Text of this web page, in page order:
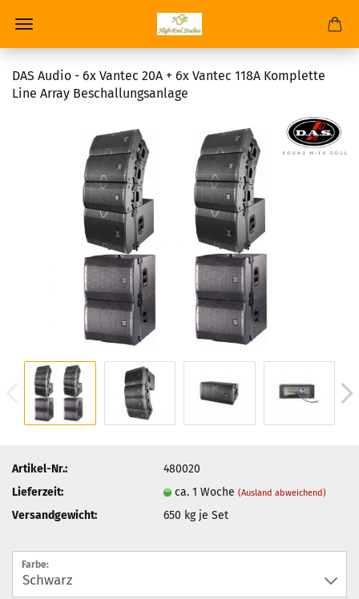
DAS Audio - 6x Vantec 20A + 6x Vantec 118A Komplette
Line Array Beschallungsanlage
Artikel-Nr.:
480020
Lieferzeit:
ca. 1 Woche(Ausland abweichend)
Versandgewicht: 650 kg je Set
Farbe: